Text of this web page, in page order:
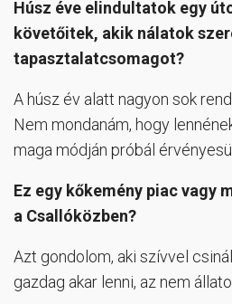
Húsz éve elindultatok egy
követőitek, akik nálatok
tapasztalatcsomagot?
A húsz év alatt nagyon sok
Nem mondanám, hogy
maga módján próbál
Ez egy kőkemény piac vagy
a Csallóközben?
Azt gondolom, aki szívvel
gazdag akar lenni, az nem